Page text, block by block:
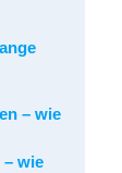
– wie